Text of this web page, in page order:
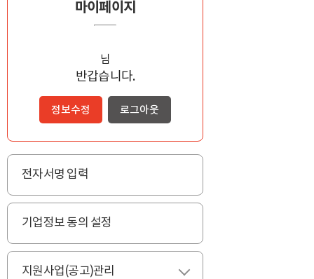
마이페이지
님
반갑습니다.
정보수정 로그아웃
전자서명 입력
기업정보 동의 설정
지원사업(공고)관리